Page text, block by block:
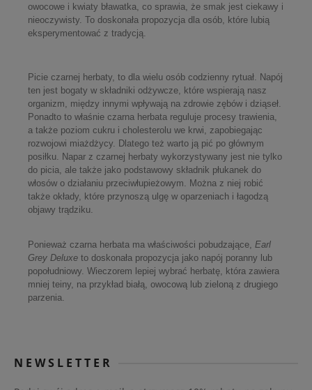
owocowe i kwiaty bławatka, co sprawia, że smak jest ciekawy i
nieoczywisty. To doskonała propozycja dla osób, które lubią
eksperymentować z tradycją.
Picie czarnej herbaty, to dla wielu osób codzienny rytuał. Napój
ten jest bogaty w składniki odżywcze, które wspierają nasz
organizm, między innymi wpływają na zdrowie zębów i dziąseł.
Ponadto to właśnie czarna herbata reguluje procesy trawienia,
a także poziom cukru i cholesterolu we krwi, zapobiegając
rozwojowi miażdżycy. Dlatego też warto ją pić po głównym
posiłku. Napar z czarnej herbaty wykorzystywany jest nie tylko
do picia, ale także jako podstawowy składnik płukanek do
włosów o działaniu przeciwłupieżowym. Można z niej robić
także okłady, które przynoszą ulgę w oparzeniach i łagodzą
objawy trądziku.
Ponieważ czarna herbata ma właściwości pobudzające, Earl
Grey Deluxe to doskonała propozycja jako napój poranny lub
popołudniowy. Wieczorem lepiej wybrać herbatę, która zawiera
mniej teiny, na przykład białą, owocową lub zieloną z drugiego
parzenia.
NEWSLETTER